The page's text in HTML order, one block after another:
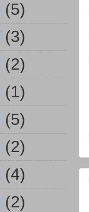
(5)
(3)
(2)
(1)
(5)
(2)
(4)
(2)